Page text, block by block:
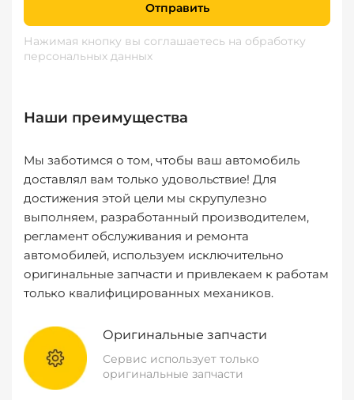
Отправить
Нажимая кнопку вы соглашаетесь на обработку
персональных данных
Наши преимущества
Мы заботимся о том, чтобы ваш автомобиль
доставлял вам только удовольствие! Для
достижения этой цели мы скрупулезно
выполняем, разработанный производителем,
регламент обслуживания и ремонта
автомобилей, используем исключительно
оригинальные запчасти и привлекаем к работам
только квалифицированных механиков.
Оригинальные запчасти
Сервис использует только
оригинальные запчасти